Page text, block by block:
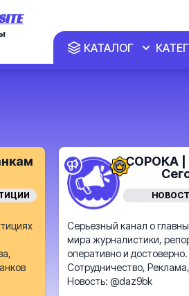
КАТАЛОГ
СОРОКА |
Серьезный канал о
мира журналистики,
оперативно и достоверно.
Сотрудничество,
Новость: @daz9bk